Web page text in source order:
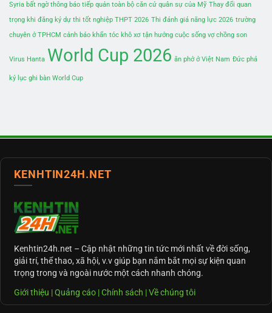
Syria bất ngờ thông báo tiếp quản toàn bộ căn cứ quân sự của Mỹ Thay đổi quan
trọng khi đăng ký dự thi tốt nghiệp THPT 2026 Thi đánh giá năng lực 2026 trường
chuyên ở TPHCM cảnh báo khẩn tóc khô xơ tận hưởng cuộc sống vợ chồng son
Virus Hanta World Cup 2026 ăn phở ở Việt Nam Đức phá
kỷ lục ghi bàn World Cup
KENHTIN24H.NET
Kenhtin24h.net – Cập nhật những tin tức mới nhất về đời sống,
giải trí, thể thao, xã hội, v.v giúp bạn nắm bắt mọi sự kiện quan
trọng trong và ngoài nước một cách nhanh chóng.
Giới thiệu |Quảng cáo |Chính sách |Về chúng tôi